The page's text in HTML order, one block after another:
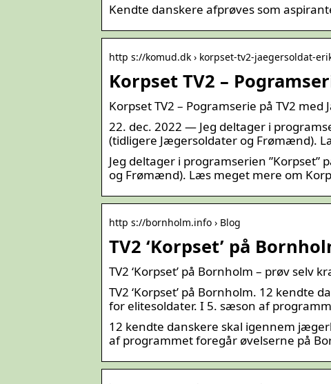
Kendte danskere afprøves som
http s://komud.dk › korpset-tv2-jaegersoldat-
Korpset TV2 –
Korpset TV2 – Pogramserie på TV2 med
22. dec. 2022 — Jeg deltager i
(tidligere Jægersoldater og Frømænd).
Jeg deltager i programserien
og Frømænd). Læs meget mere om
http s://bornholm.info › Blog
TV2 ‘Korpset’ på
TV2 ‘Korpset’ på Bornholm – prøv
TV2 ‘Korpset’ på Bornholm. 12
for elitesoldater. I 5. sæson af
12 kendte danskere skal igennem
af programmet foregår øvelserne på